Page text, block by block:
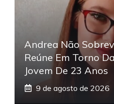
Andrea Não
Reúne Em Torno
Jovem De 23 Anos
9 de agosto de 2026